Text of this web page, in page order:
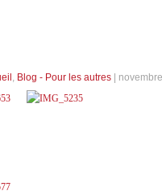
, Blog - Pour les autres |